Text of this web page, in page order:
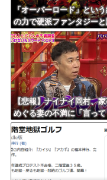
更新中止のお知ら
「オーバーロード」とい
の力で硬派ファンタジー
させ人気出たなろう作品
ｗｗｗｗｗｗ
【悲報】ナイナイ岡村、
めぐる妻の不満に「言っ
たら済む話やん」になる
イトやったらクビやで」説
け黙り込む